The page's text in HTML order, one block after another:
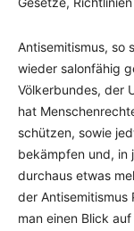
Antisemitismus, so
wieder salonfähig
Völkerbundes, der
hat
schützen, sowie
bekämpfen und, in
durchaus etwas
der Antisemitismus
man einen Blick